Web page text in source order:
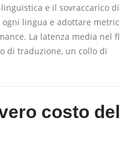
e il sovraccarico di
lingua e adottare
La latenza media nel
di traduzione, un collo di
costo